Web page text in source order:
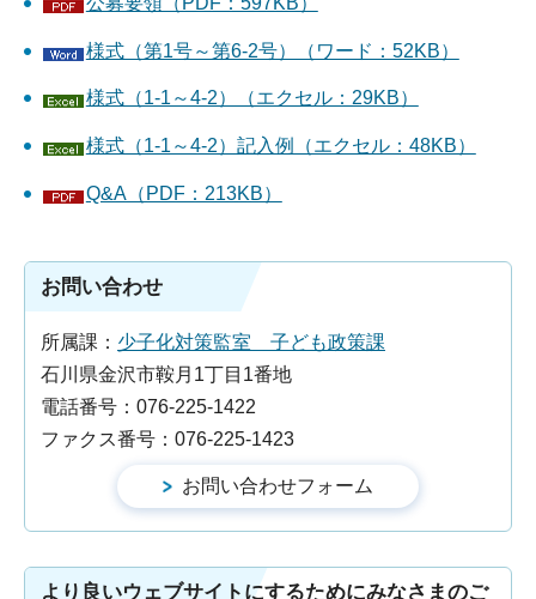
様式（第1号～第6-2号）（ワード：52KB）
様式（1-1～4-2）（エクセル：29KB）
様式（1-1～4-2）記入例（エクセル：48KB）
Q&A（PDF：213KB）
お問い合わせ
所属課： 少子化対策監室 子ども政策課
石川県金沢市鞍月1丁目1番地
電話番号：076-225-1422
ファクス番号：076-225-1423
より良いウェブサイトにするためにみなさまのご